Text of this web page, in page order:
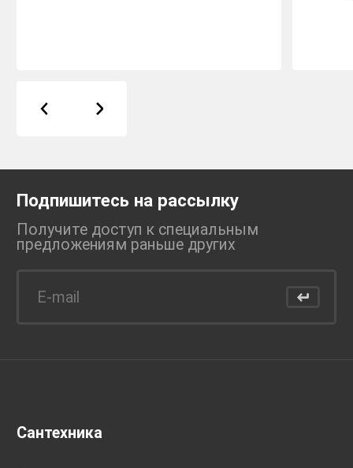
Подпишитесь на рассылку
Получите доступ к специальным
предложениям раньше других
Сантехника